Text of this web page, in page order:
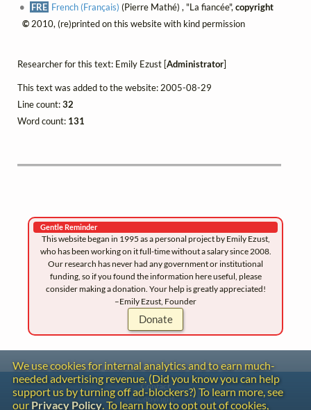
FRE French (Français) (Pierre Mathé) , "La fiancée",copyright
©2010, (re)printed on this website with kind permission
Researcher for this text: Emily Ezust [Administrator]
This text was added to the website: 2005-08-29
Line count:32
Word count: 131
Gentle Reminder
This website began in 1995 as a personal project by Emily Ezust,
who has been working on it full-time without a salary since 2008.
Our research has never had any government or institutional
funding, so if you found the information here useful, please
consider making a donation. Your help is greatly appreciated!
–Emily Ezust, Founder
Donate
We use cookies for internal analytics and to earn much-
needed advertising revenue. (Did you know you can help
support us by turning off ad-blockers?) To learn more, see
our Privacy Policy. To learn how to opt out of cookies,
Contact
Copyright